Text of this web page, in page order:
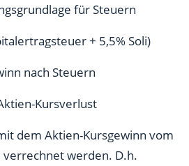
für Steuern
+ 5,5% Soli)
nach Steuern
Kursverlust
dem Aktien-Kursgewinn vom
werden. D.h.